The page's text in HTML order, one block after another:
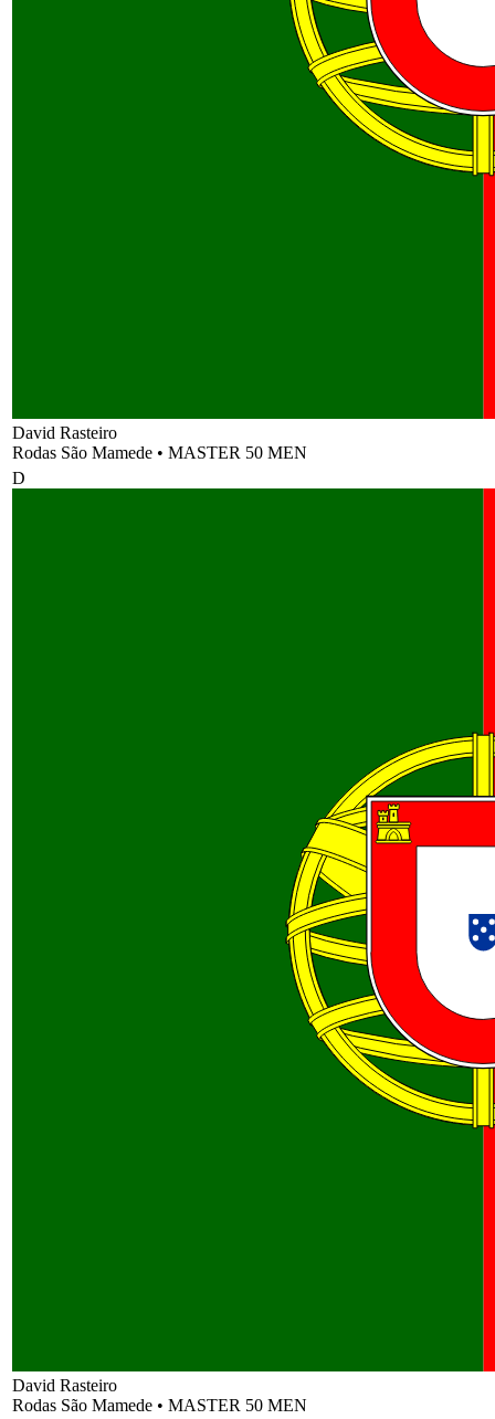
David Rasteiro
Rodas São Mamede • MASTER 50 MEN
D
David Rasteiro
Rodas São Mamede • MASTER 50 MEN